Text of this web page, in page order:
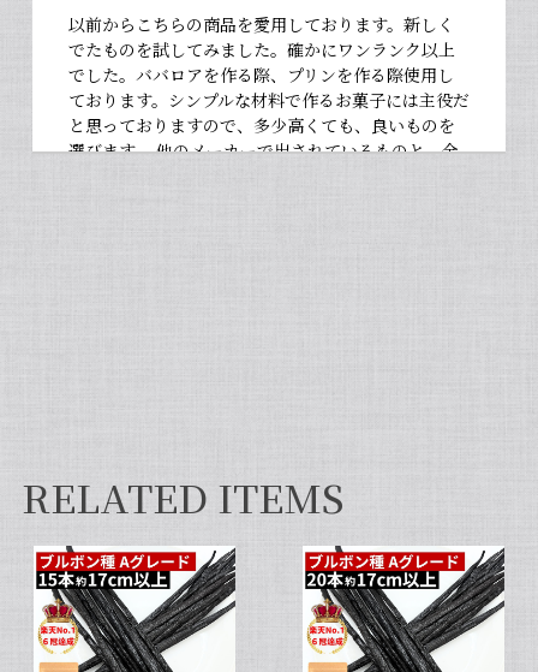
以前からこちらの商品を愛用しております。新しく
でたものを試してみました。確かにワンランク以上
でした。ババロアを作る際、プリンを作る際使用し
ております。シンプルな材料で作るお菓子には主役だ
と思っておりますので、多少高くても、良いものを
選びます。 他のメーカーで出されているものと、全
セット タヒチ種 + ブルボン種 10本 サイズだけ訳あり バニラビーンズ VANILLA VILLAGE
2026/01/28
RELATED ITEMS